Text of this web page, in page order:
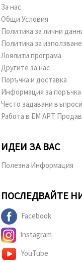
За нас
Общи Условия
Политика за лични
Политика за
Лоялити програма
Другите за нас
Поръчка и доставка
Информация за поръчка
Често задавани въпроси
Работа в ЕМ АРТ
ИДЕИ ЗА ВАС
Полезна Информация
ПОСЛЕДВАЙТЕ
Facebook
Instagram
YouTube